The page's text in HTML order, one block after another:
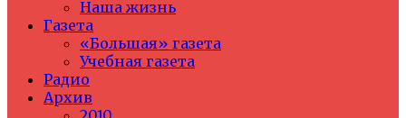
Наша жизнь
Газета
«Большая» газета
Учебная газета
Радио
Архив